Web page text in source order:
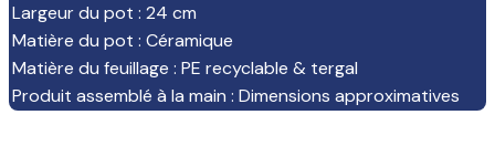
Largeur du pot : 24 cm
Matière du pot : Céramique
Matière du feuillage : PE recyclable & tergal
Produit assemblé à la main : Dimensions approximatives